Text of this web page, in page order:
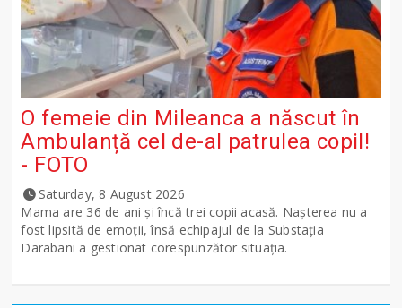
O femeie din Mileanca a născut în
Ambulanță cel de-al patrulea copil!
- FOTO
Saturday, 8 August 2026
Mama are 36 de ani și încă trei copii acasă. Nașterea nu a
fost lipsită de emoții, însă echipajul de la Substația
Darabani a gestionat corespunzător situația.